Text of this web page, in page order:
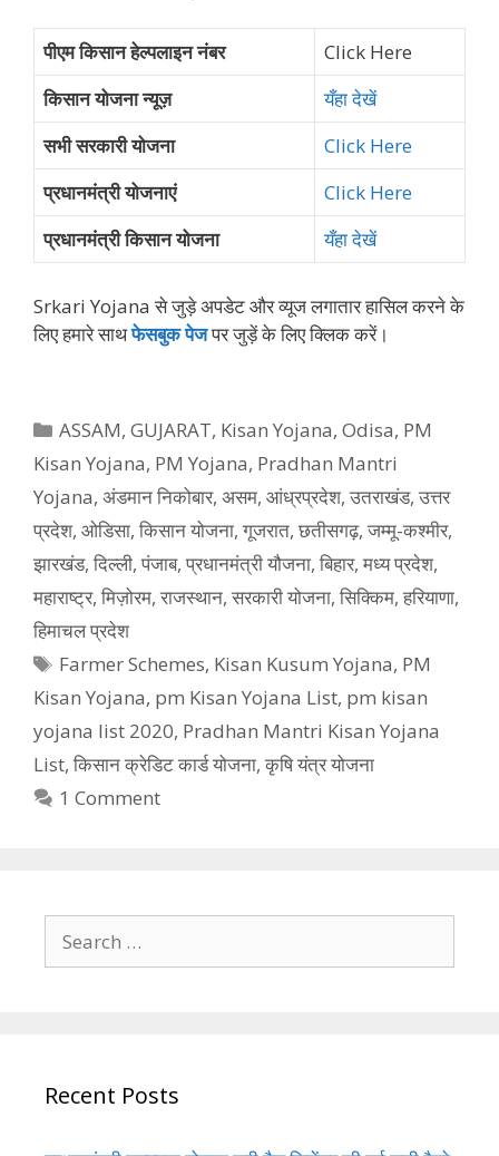
पीएम किसान हेल्पलाइन नंबर
Click Here
किसान योजना न्यूज़
यँहा देखें
सभी सरकारी योजना
Click Here
प्रधानमंत्री योजनाएं
Click Here
प्रधानमंत्री किसान योजना
यँहा देखें
Srkari Yojana से जुड़े अपडेट और व्‍यूज लगातार हासिल करने के
लिए हमारे साथफेसबुक पेजपर जुड़ें के ल‍िए क्‍ल‍िक करें।
Categories
ASSAM,GUJARAT, Kisan Yojana,Odisa, PM
Kisan Yojana, PM Yojana, Pradhan Mantri
Yojana, अंडमान निकोबार, असम, आंध्रप्रदेश, उतराखंड, उत्तर
प्रदेश, ओडिसा, किसान योजना, गूजरात, छतीसगढ़, जम्मू-कश्मीर,
झारखंड, दिल्ली, पंजाब, प्रधानमंत्री यौजना, बिहार, मध्य प्रदेश,
महाराष्ट्र, मिज़ोरम, राजस्थान, सरकारी योजना, सिक्किम, हरियाणा,
हिमाचल प्रदेश
Tags
Farmer Schemes, Kisan Kusum Yojana, PM
Kisan Yojana, pm Kisan Yojana List, pm kisan
yojana list 2020, Pradhan Mantri Kisan Yojana
List, किसान क्रेडिट कार्ड योजना, कृषि यंत्र योजना
1 Comment
for:
Recent Posts